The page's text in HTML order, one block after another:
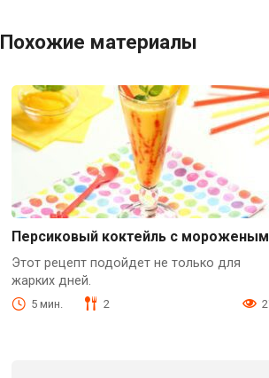
Похожие материалы
Персиковый коктейль с мороженым
Этот рецепт подойдет не только для
жарких дней.
5 мин. 2